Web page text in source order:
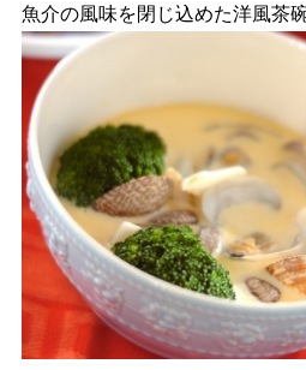
魚介の風味を閉じ込めた洋風茶碗